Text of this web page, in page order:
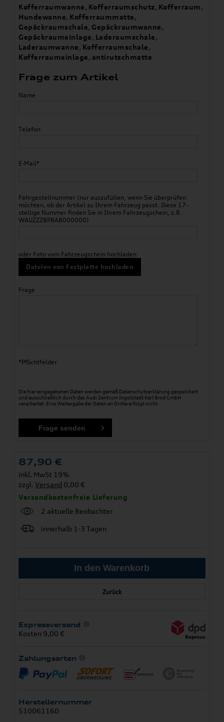
Kofferraumwanne, Kofferraumschutz, Kofferraum,
Hundewanne, Kofferraummatte,
Gepäckraumschale, Gepäckraumwanne,
Gepäckraumeinlage, Laderaumschale,
Laderaumwanne, Kofferraumschale,
Kofferraumeinlage, antirutschmatte
Frage zum Artikel
Name
Telefon
E-Mail*
Fahrgestellnummer (nur auszufüllen, wenn Sie überprüfen
möchten, ob der Artikel zu Ihrem Fahrzeug passt. Diese 17-
stellige Nummer finden Sie in Ihrem Fahrzeugschein, z.B.
WAUZZZ8P8AB000000)
oder Foto vom Fahrzeugschein hochladen
Dateien von Festplatte hochladen
Frage
*Pflichtfelder
Die hier eingegebenen Daten werden gemäß Datenschutzerklärung gespeichert
und ausschließlich durch das Audi Zentrum Ingolstadt Karl Brod GmbH
verarbeitet. Eine Weitergabe der Daten an Dritte erfolgt nicht.
87,90 €
inkl. MwSt 19%
zzgl.Versand 0,00 €
Versandkostenfreie Lieferung
2 aktuelle Beobachter
innerhalb 1-3 Tagen
Zurück
Expressversand
Kosten 9,00 €
Zahlungsarten
Herstellernummer
510061160